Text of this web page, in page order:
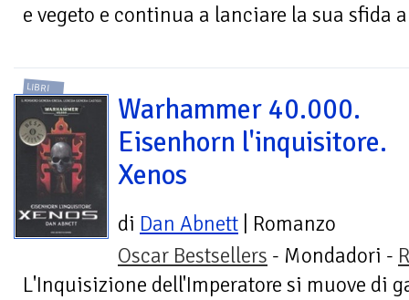
e vegeto e continua a lanciare la sua sfida
LIBRI
Warhammer 40.000.
Eisenhorn l'inquisitore.
Xenos
di Dan Abnett | Romanzo
Oscar Bestsellers - Mondadori -
L'Inquisizione dell'Imperatore si muove di